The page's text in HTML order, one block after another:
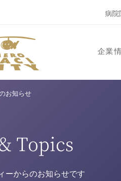
病院
企業
お知らせ
Topics
ーからのお知らせです